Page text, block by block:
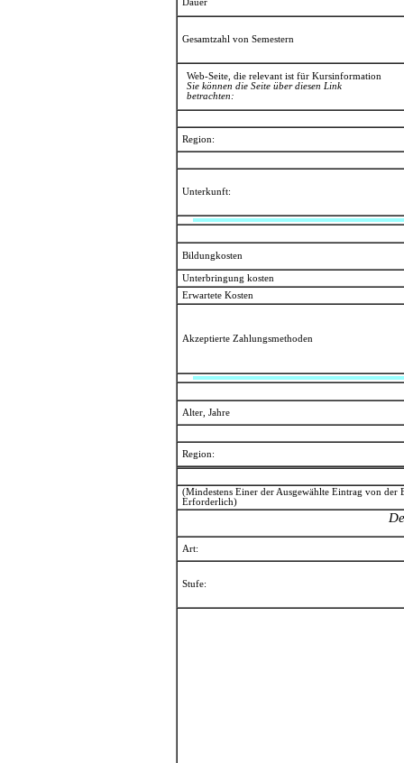
Dauer
Gesamtzahl von Semestern
Web-Seite, die relevant ist für Kursinformation
Sie können die Seite über diesen Link
betrachten:
Region:
Unterkunft:
Bildungkosten
Unterbringung kosten
Erwartete Kosten
Akzeptierte Zahlungsmethoden
Alter, Jahre
Region:
(Mindestens Einer der Ausgewählte Eintrag von der
Erforderlich)
Art:
Stufe: